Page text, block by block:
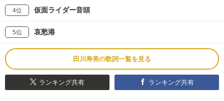
4位 仮面ライダー音頭
5位 哀愁港
田川寿美の歌詞一覧を見る
ランキング共有 ランキング共有